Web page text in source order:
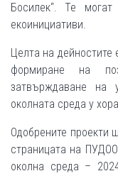
Босилек“. Те
екоинициативи.
Целта на дейностите
формиране на
затвърждаване
околната среда у
Одобрените проекти
страницата на
околна среда –